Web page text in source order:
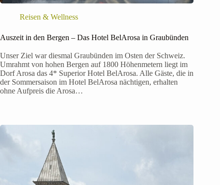
Reisen & Wellness
Auszeit in den Bergen – Das Hotel BelArosa in Graubünden
Unser Ziel war diesmal Graubünden im Osten der Schweiz.
Umrahmt von hohen Bergen auf 1800 Höhenmetern liegt im
Dorf Arosa das 4* Superior Hotel BelArosa. Alle Gäste, die in
der Sommersaison im Hotel BelArosa nächtigen, erhalten
ohne Aufpreis die Arosa…